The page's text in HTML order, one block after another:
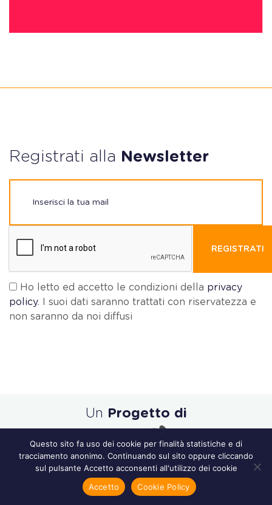
Registrati alla Newsletter
REGISTRATI
Ho letto ed accetto le condizioni della privacy
policy. I suoi dati saranno trattati con riservatezza e
non saranno da noi diffusi
Un Progetto di
Questo sito fa uso dei cookie per finalità statistiche e di
tracciamento anonimo. Continuando sul sito oppure cliccando
sul pulsante Accetto acconsenti all'utilizzo dei cookie
Accetto
Cookie Policy